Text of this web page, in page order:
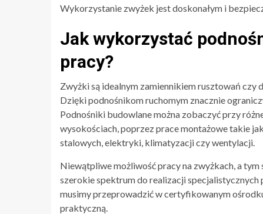
Wykorzystanie zwyżek jest doskonałym i
Jak wykorzystać
pracy?
Zwyżki są idealnym zamiennikiem rusztowań czy
Dzięki podnośnikom ruchomym znacznie
Podnośniki budowlane można zobaczyć przy
wysokościach, poprzez prace montażowe takie
stalowych, elektryki, klimatyzacji czy wentylacji.
Niewątpliwe możliwość pracy na zwyżkach, a
szerokie spektrum do realizacji specjalistycznych
musimy przeprowadzić w certyfikowanym
praktyczną.